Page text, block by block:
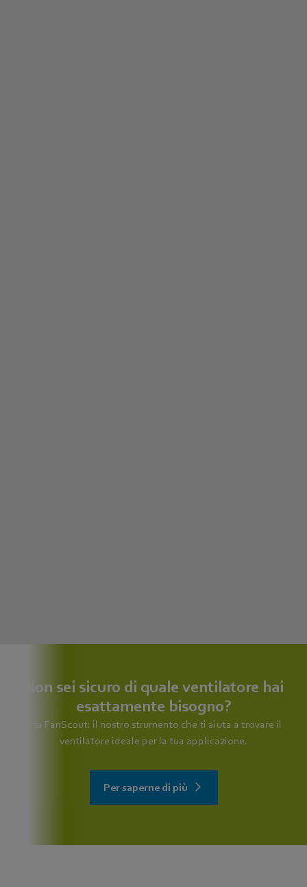
Non sei sicuro di quale ventilatore hai
esattamente bisogno?
Usa FanScout: il nostro strumento che ti aiuta a trovare il
ventilatore ideale per la tua applicazione.
Per saperne di più